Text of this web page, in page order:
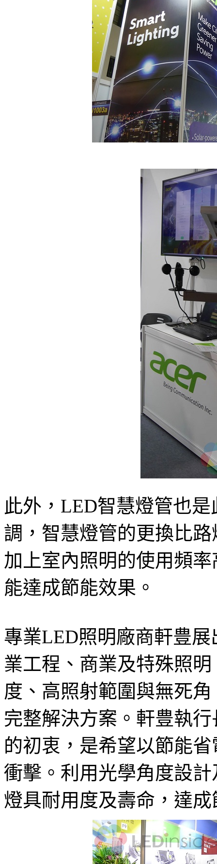
此外，LED智慧燈管也
調，智慧燈管的更換比
加上室內照明的使用頻
能達成節能效果。
專業LED照明廠商軒豊
業工程、商業及特殊照
度、高照射範圍與無死
完整解決方案。軒豊執
的初衷，是希望以節能
衝擊。利用光學角度設
燈具耐用度及壽命，達